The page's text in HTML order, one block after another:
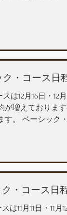
ク・コース日
は12月16日・12
が増えておりま
す。 ベーシック
ク・コース日
は11月11日・11